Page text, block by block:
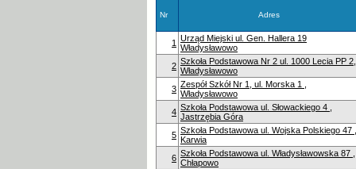
Nr Adres
1
Urząd Miejski ul. Gen. Hallera 19
Władysławowo
2 Szkoła Podstawowa Nr 2 ul. 1000 Lecia PP 2,
Władysławowo
3 Zespół Szkół Nr 1, ul. Morska 1 ,
Władysławowo
4 Szkoła Podstawowa ul. Słowackiego 4 ,
Jastrzębia Góra
5 Szkoła Podstawowa ul. Wojska Polskiego 47 ,
Karwia
6 Szkoła Podstawowa ul. Władysławowska 87 ,
Chłapowo